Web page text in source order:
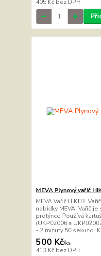
405 Kč bez DPH
MEVA Plynový vařič
MEVA Vařič HIKER
nabídky MEVA. Vařič
protýnce Používá
(UKP02006 a
- 2 minuty 50 sekund.
500 Kč/ks
413 Kč bez DPH